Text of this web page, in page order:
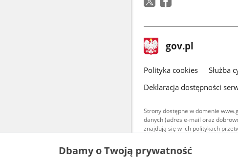
stopka
gov.pl Strona
gov.pl
gov.pl
Polityka cookies Służba
Deklaracja dostępności
Strony dostępne w domenie
danych (adres e-mail oraz
znajdują się w ich politykach
Treści tekstowe
udostępniane na
Dbamy o Twoją prywatność